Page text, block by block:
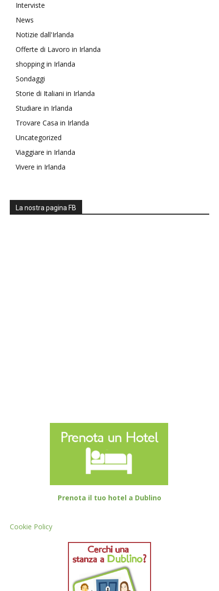
Interviste
News
Notizie dall'Irlanda
Offerte di Lavoro in Irlanda
shopping in Irlanda
Sondaggi
Storie di Italiani in Irlanda
Studiare in Irlanda
Trovare Casa in Irlanda
Uncategorized
Viaggiare in Irlanda
Vivere in Irlanda
La nostra pagina FB
Prenota il tuo hotel a Dublino
Cookie Policy